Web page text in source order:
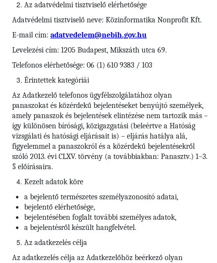
Az adatvédelmi tisztviselő elérhetősége
Adatvédelmi tisztviselő neve: Közinformatika Nonprofit Kft.
E-mail cím: adatvedelem@nebih.gov.hu
Levelezési cím: 1205 Budapest, Mikszáth utca 69.
Telefonos elérhetősége: 06 (1) 610 9383 / 103
Érintettek kategóriái
Az Adatkezelő telefonos ügyfélszolgálatához olyan
panaszokat és közérdekű bejelentéseket benyújtó személyek,
amely panaszok és bejelentések elintézése nem tartozik más –
így különösen bírósági, közigazgatási (beleértve a Hatóság
vizsgálati és hatósági eljárásait is) – eljárás hatálya alá,
figyelemmel a panaszokról és a közérdekű bejelentésekről
szóló 2013. évi CLXV. törvény (a továbbiakban: Panasztv.) 1–3.
§ előírásaira.
Kezelt adatok köre
a bejelentő természetes személyazonosító adatai,
bejelentő elérhetősége,
bejelentésében foglalt további személyes adatok,
a bejelentésről készült hangfelvétel.
Az adatkezelés célja
Az adatkezelés célja az Adatkezelőhöz beérkező olyan